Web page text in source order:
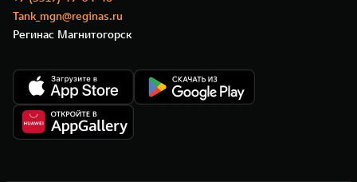
Tank_mgn@reginas.ru
Регинас Магнитогорск